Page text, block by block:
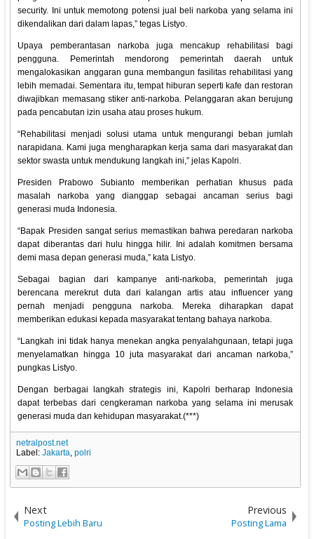
security. Ini untuk memotong potensi jual beli narkoba yang selama ini
dikendalikan dari dalam lapas,” tegas Listyo.
Upaya pemberantasan narkoba juga mencakup rehabilitasi bagi
pengguna. Pemerintah mendorong pemerintah daerah untuk
mengalokasikan anggaran guna membangun fasilitas rehabilitasi yang
lebih memadai. Sementara itu, tempat hiburan seperti kafe dan restoran
diwajibkan memasang stiker anti-narkoba. Pelanggaran akan berujung
pada pencabutan izin usaha atau proses hukum.
“Rehabilitasi menjadi solusi utama untuk mengurangi beban jumlah
narapidana. Kami juga mengharapkan kerja sama dari masyarakat dan
sektor swasta untuk mendukung langkah ini,” jelas Kapolri.
Presiden Prabowo Subianto memberikan perhatian khusus pada
masalah narkoba yang dianggap sebagai ancaman serius bagi
generasi muda Indonesia.
“Bapak Presiden sangat serius memastikan bahwa peredaran narkoba
dapat diberantas dari hulu hingga hilir. Ini adalah komitmen bersama
demi masa depan generasi muda,” kata Listyo.
Sebagai bagian dari kampanye anti-narkoba, pemerintah juga
berencana merekrut duta dari kalangan artis atau influencer yang
pernah menjadi pengguna narkoba. Mereka diharapkan dapat
memberikan edukasi kepada masyarakat tentang bahaya narkoba.
“Langkah ini tidak hanya menekan angka penyalahgunaan, tetapi juga
menyelamatkan hingga 10 juta masyarakat dari ancaman narkoba,”
pungkas Listyo.
Dengan berbagai langkah strategis ini, Kapolri berharap Indonesia
dapat terbebas dari cengkeraman narkoba yang selama ini merusak
generasi muda dan kehidupan masyarakat.(***)
netralpost.net
Label:Jakarta,polri
Next
Posting Lebih Baru
Previous
Posting Lama